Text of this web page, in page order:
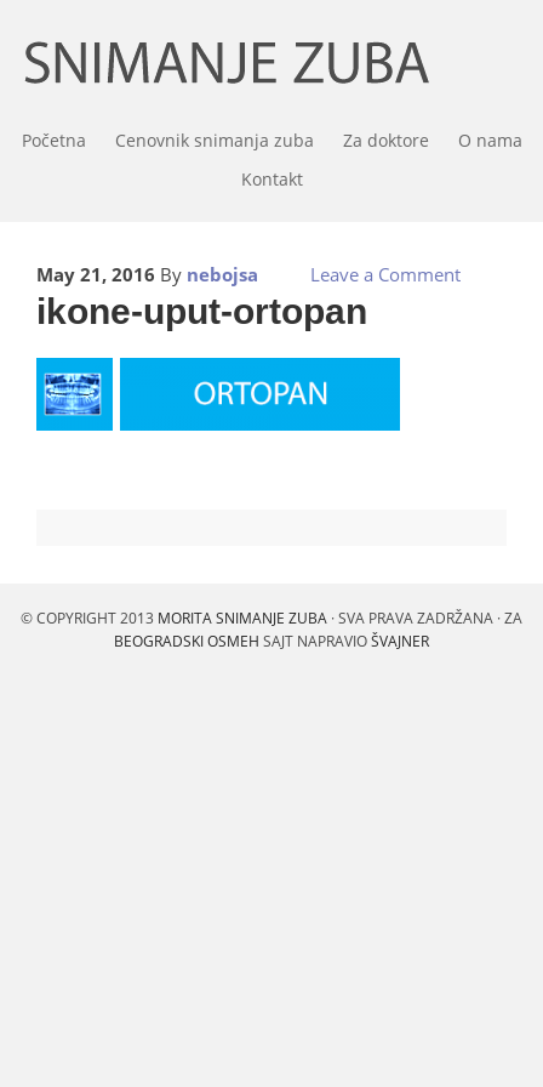
Početna Cenovnik snimanja zuba Za doktore
O nama
Kontakt
May 21, 2016 By nebojsa Leave a Comment
ikone-uput-ortopan
© COPYRIGHT 2013 MORITA SNIMANJE ZUBA · SVA PRAVA ZADRŽANA · ZA
BEOGRADSKI OSMEH SAJT NAPRAVIOŠVAJNER